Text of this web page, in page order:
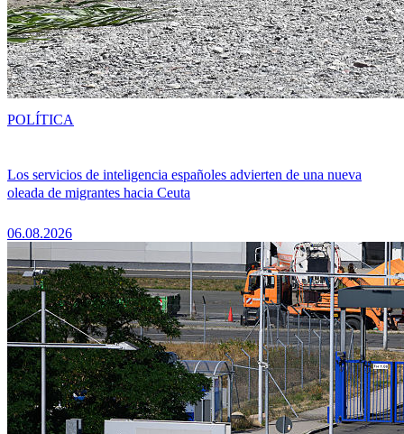
Los servicios de inteligencia españoles advierten de una nueva
oleada de migrantes hacia Ceuta
06.08.2026
POLÍTICA